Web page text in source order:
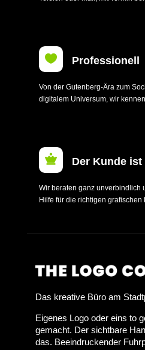
 Professionell
Von der Gutenberg-Ära zum
digitalem Universum, wir
 Der Kunde ist
Wir beraten ganz unverbindlich
Hilfe für die richtigen grafischen
Das kreative Büro am
Eigenes Logo oder eins to
gemacht. Der sichtbare
das. Beeindruckender